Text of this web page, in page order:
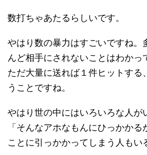
数打ちゃあたるらしいです。
やはり数の暴力はすごいですね。
んど相手にされないことはわかっ
ただ大量に送れば１件ヒットする
うことですね。
やはり世の中にはいろいろな人が
「そんなアホなもんにひっかか
ことに引っかかってしまう人もい